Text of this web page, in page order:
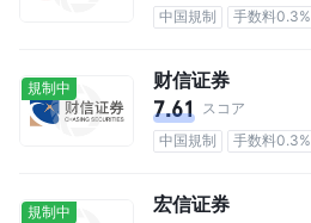
中国規制
手数料0.3%
規制中 财信证券
7.61 スコア
中国規制
手数料0.3%
規制中 宏信证券